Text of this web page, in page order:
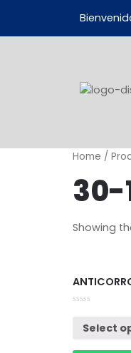
Home /
30-
Showing
Select